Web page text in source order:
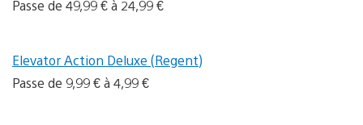
Passe de 49,99 € à 24,99 €
Elevator Action Deluxe (Regent)
Passe de 9,99 € à 4,99 €